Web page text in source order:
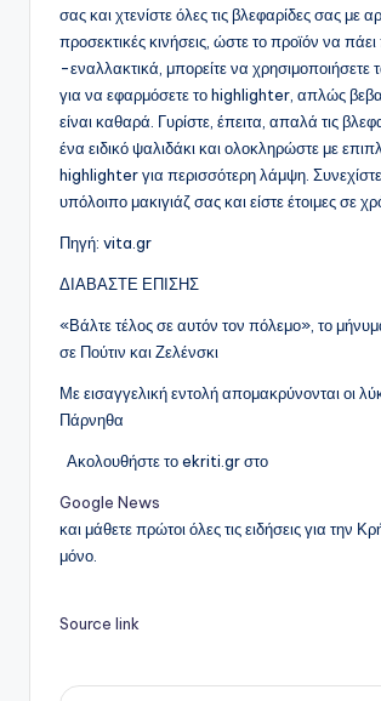
σας και χτενίστε όλες τις βλεφαρίδες σας με
προσεκτικές κινήσεις, ώστε το προϊόν να
-εναλλακτικά, μπορείτε να χρησιμοποιήσετε
για να εφαρμόσετε το highlighter, απλώς
είναι καθαρά. Γυρίστε, έπειτα, απαλά τις
ένα ειδικό ψαλιδάκι και ολοκληρώστε με
highlighter για περισσότερη λάμψη.
υπόλοιπο μακιγιάζ σας και είστε έτοιμες σε
Πηγή: vita.gr
ΔΙΑΒΑΣΤΕ ΕΠΙΣΗΣ
«Βάλτε τέλος σε αυτόν τον πόλεμο», το
σε Πούτιν και Ζελένσκι
Με εισαγγελική εντολή απομακρύνονται οι
Πάρνηθα
Ακολουθήστε το ekriti.gr στο
Google News
και μάθετε πρώτοι όλες τις ειδήσεις για την
μόνο.
Source link